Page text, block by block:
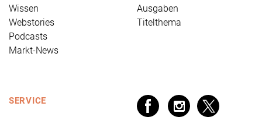
Wissen
Webstories
Podcasts
Markt-News
Ausgaben
Titelthema
SERVICE